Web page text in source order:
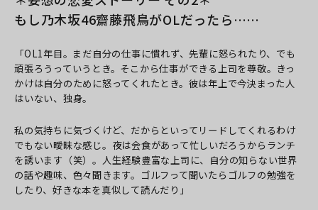
もし乃木坂46齋藤飛鳥がOLだったら……
「OL1年目。まだ自分の仕事に慣れず、先輩に怒られたり、でも
頑張ろうっていうとき。そこから仕事ができる上司を尊敬。きっ
かけは自分のために怒ってくれたとき。彼は年上で今決まった人
はいない、独身。
私の気持ちに気づくけど、だからといってリードしてくれるわけ
でもない曖昧な感じ。夜は会食があって忙しいだろうからランチ
を誘います（笑）。人生経験豊富な上司に、自分の知らない世界
の話や趣味、色々聞きます。ゴルフって聞いたらゴルフの勉強を
したり、好きな本を真似して読んだり」